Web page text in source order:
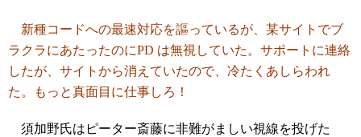
新種コードへの最速対応を謳っているが、某サイトでブ
ラクラにあたったのにPD は無視していた。サポートに連絡
したが、サイトから消えていたので、冷たくあしらわれ
た。もっと真面目に仕事しろ！
須加野氏はピーター斎藤に非難がましい視線を投げた